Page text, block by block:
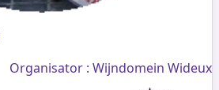
Organisator : Wijndomein Wideux